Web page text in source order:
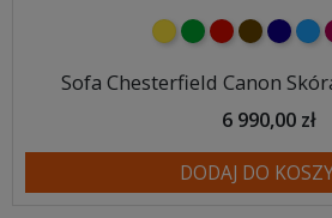
żółtyzielonyczerwony
Sofa Chesterfield Canon
6 990,00 zł
DODAJ DO